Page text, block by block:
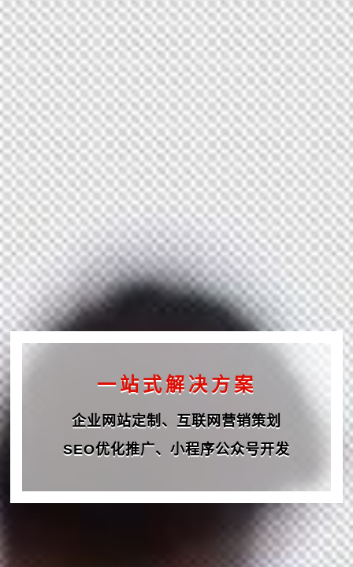
一 站 式解 决 方 案
企业网站定制、互联网营销策划
SEO优化推广、小程序公众号开发